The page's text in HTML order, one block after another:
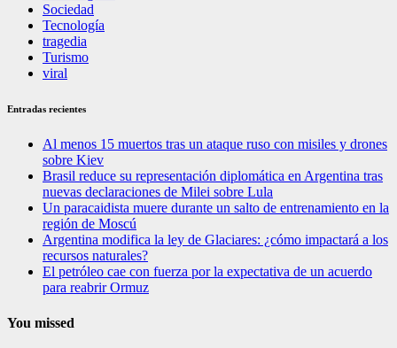
Sociedad
Tecnología
tragedia
Turismo
viral
Entradas recientes
Al menos 15 muertos tras un ataque ruso con misiles y drones
sobre Kiev
Brasil reduce su representación diplomática en Argentina tras
nuevas declaraciones de Milei sobre Lula
Un paracaidista muere durante un salto de entrenamiento en la
región de Moscú
Argentina modifica la ley de Glaciares: ¿cómo impactará a los
recursos naturales?
El petróleo cae con fuerza por la expectativa de un acuerdo
para reabrir Ormuz
You missed